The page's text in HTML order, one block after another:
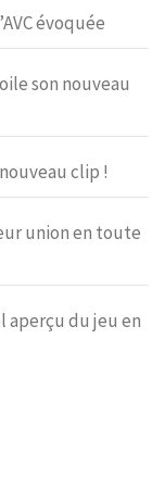
évoquée
son nouveau
clip !
union en toute
aperçu du jeu en